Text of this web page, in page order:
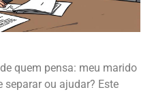
quem pensa: meu marido
ou ajudar? Este